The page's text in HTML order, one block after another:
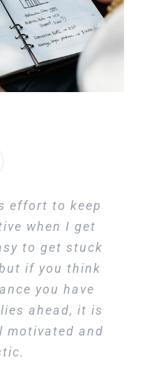
effort to keep
when I get
to get stuck
if you think
you have
ahead, it is
motivated and